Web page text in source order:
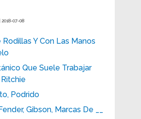
2018-07-08
Rodillas Y Con Las Manos
Que Suele Trabajar
Podrido
Gibson, Marcas De __